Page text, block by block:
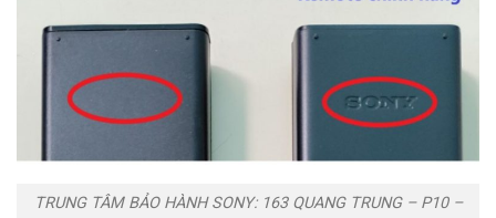
TRUNG TÂM BẢO HÀNH SONY: 163 QUANG TRUNG – P10 –